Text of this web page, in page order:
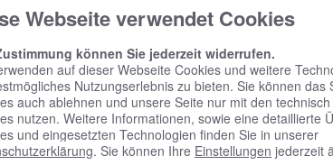
CONEL VIS WC-Element für Trockenbau mit
VIGOUR DON Betätigungsplatte, seidenmatt für
Webseite verwendet Cookies
können Sie jederzeit widerrufen.
auf dieser Webseite Cookies und weitere
Nutzungserlebnis zu bieten. Sie können das
auch ablehnen und unsere Seite nur mit den
nutzen. Weitere Informationen, sowie eine detaillierte
und eingesetzten Technologien finden Sie in unserer
. Sie können Ihre Einstellungen jederzeit